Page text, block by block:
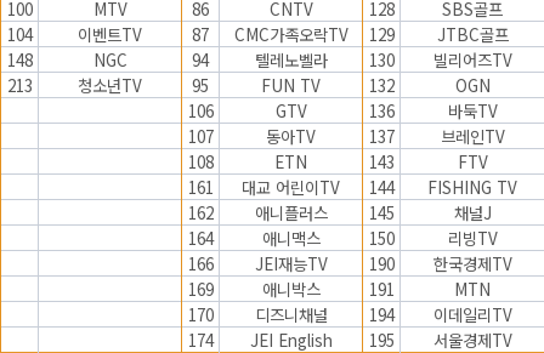
100
MTV 86 CNTV 128
SBS골프
104
이벤트TV 87 CMC가족오락TV 129
JTBC골프
148
NGC 94 텔레노벨라 130
빌리어즈TV
213
청소년TV 95 FUN TV 132
OGN
106
GTV 136
바둑TV
107
동아TV 137
브레인TV
108
ETN 143
FTV
161
대교 어린이TV 144
FISHING TV
162
애니플러스 145
채널J
164
애니맥스 150
리빙TV
166
JEI재능TV 190
한국경제TV
169
애니박스 191
MTN
170
디즈니채널 194
이데일리TV
174
JEI English 195 서울경제TV